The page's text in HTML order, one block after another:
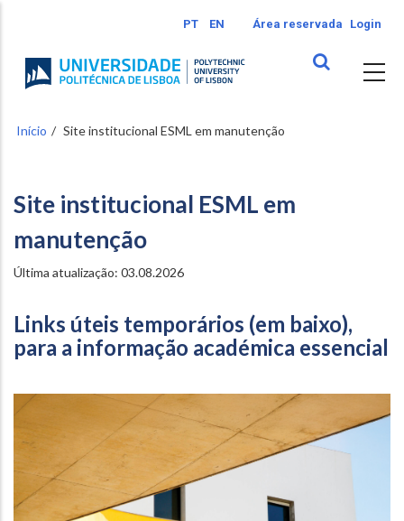
conteúdo
principal
PT EN Área reservada Login
Início Site institucional ESML em manutenção
Site institucional ESML em
manutenção
Última atualização: 03.08.2026
Links úteis temporários (em baixo),
para a informação académica essencial